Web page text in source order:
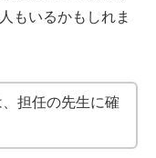
もいるかもしれま
担任の先生に確